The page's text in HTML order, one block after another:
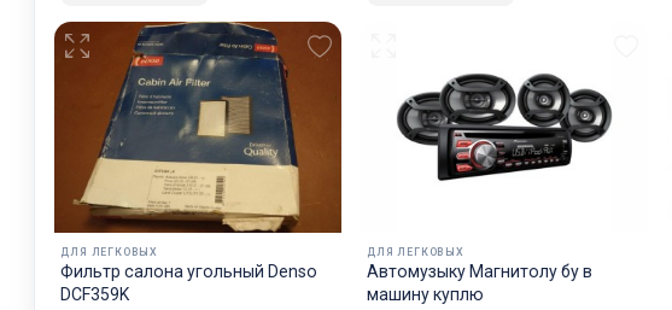
ДЛЯ ЛЕГКОВЫХ
Фильтр салона угольный Denso
DCF359K
ДЛЯ ЛЕГКОВЫХ
Автомузыку Магнитолу бу в
машину куплю